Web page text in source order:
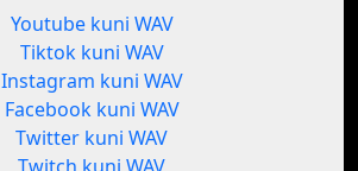
Youtube kuni WAV
Tiktok kuni WAV
Instagram kuni WAV
Facebook kuni WAV
Twitter kuni WAV